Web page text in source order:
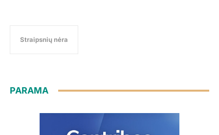
Straipsnių nėra
PARAMA